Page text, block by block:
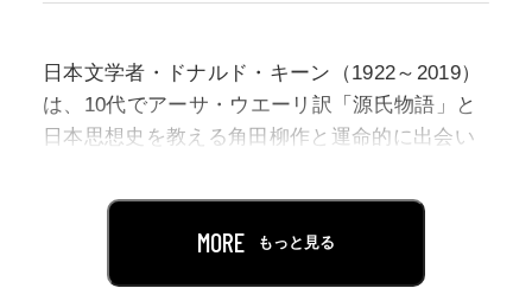
日本文学者・ドナルド・キーン（1922～2019）
は、10代でアーサ・ウエーリ訳「源氏物語」と
日本思想史を教える角田柳作と運命的に出会い
長きにわたる研究生活を始めるとことになりま
MORE もっと見る